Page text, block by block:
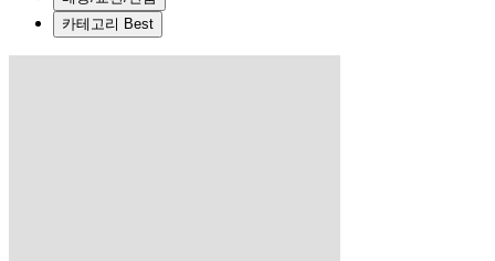
카테고리 Best